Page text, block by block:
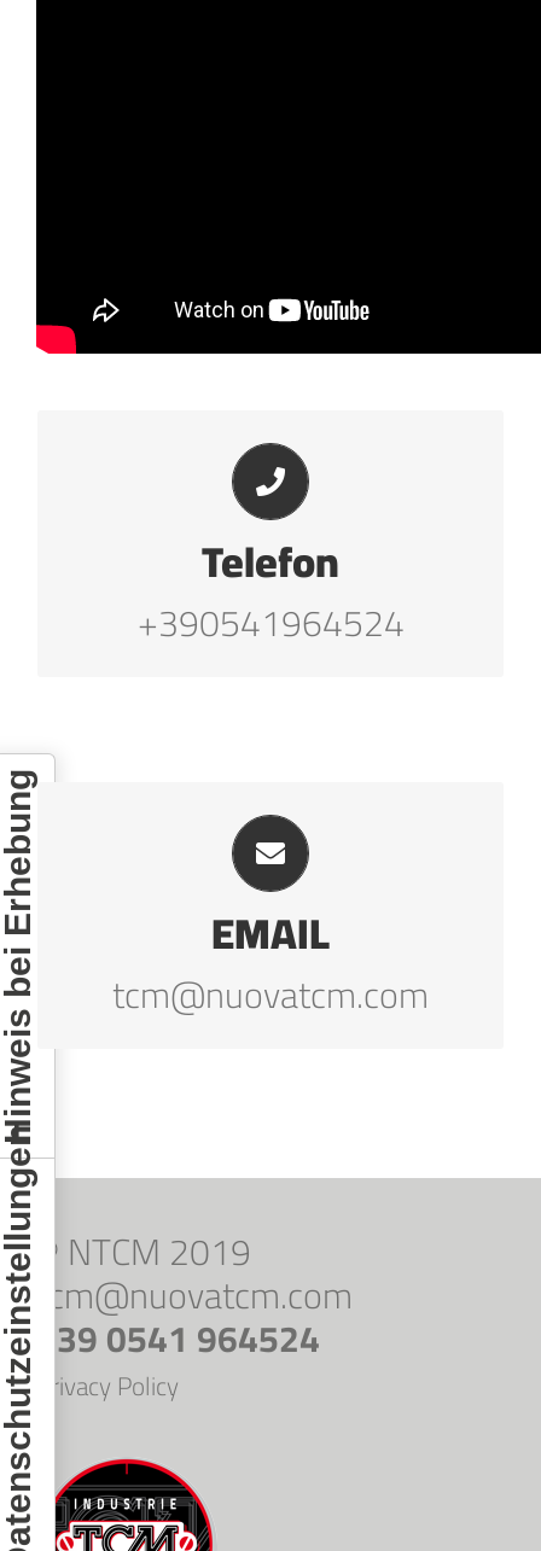
Telefon
+390541964524
+390541964524
EMAIL
tcm@nuovatcm.com
tcm@nuovatcm.com
© NTCM 2019
tcm@nuovatcm.com
+39 0541 964524
Privacy Policy
Erhebung